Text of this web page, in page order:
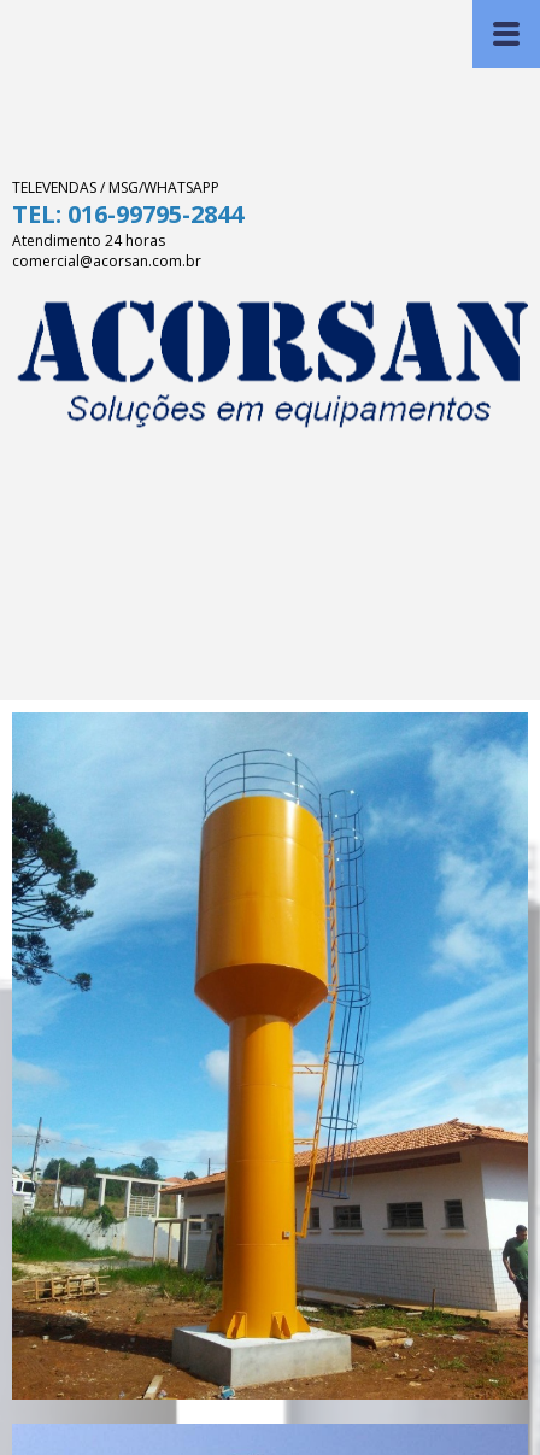
TELEVENDAS / MSG/WHATSAPP
TEL: 016-99795-2844
Atendimento 24 horas
comercial@acorsan.com.br